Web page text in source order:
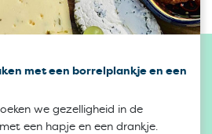
met een borrelplankje en een
we gezelligheid in de
een hapje en een drankje.